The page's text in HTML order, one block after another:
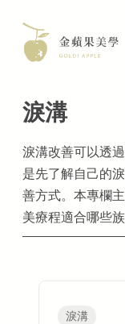
Skip
淚溝
淚溝改善可以透
是先了解自己的
善方式。本專欄
美療程適合哪些族
淚溝